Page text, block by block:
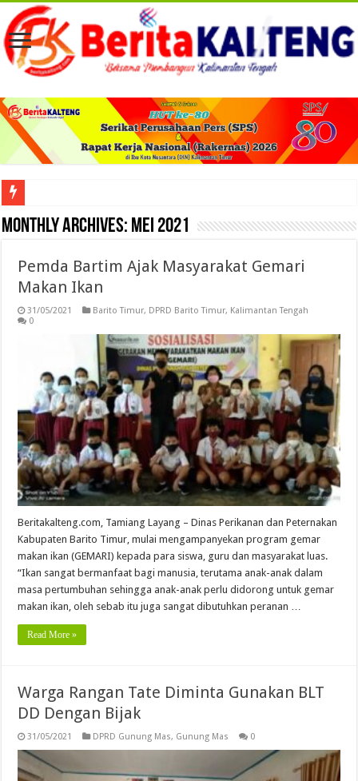
Monthly Archives: Mei 2021
Pemda Bartim Ajak Masyarakat Gemari
Makan Ikan
31/05/2021 Barito Timur, DPRD Barito Timur, Kalimantan Tengah
0
Beritakalteng.com, Tamiang Layang – Dinas Perikanan dan Peternakan
Kabupaten Barito Timur, mulai mengampanyekan program gemar
makan ikan (GEMARI) kepada para siswa, guru dan masyarakat luas.
“Ikan sangat bermanfaat bagi manusia, terutama anak-anak dalam
masa pertumbuhan sehingga anak-anak perlu didorong untuk gemar
makan ikan, oleh sebab itu juga sangat dibutuhkan peranan …
Read More »
Warga Rangan Tate Diminta Gunakan BLT
DD Dengan Bijak
31/05/2021 DPRD Gunung Mas, Gunung Mas 0